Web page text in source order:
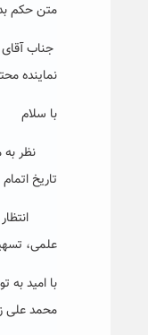
متن حکم
جناب
نماینده
با سلام
نظر به
تاریخ
انتظار
علمی،
با امید به
محمد علی